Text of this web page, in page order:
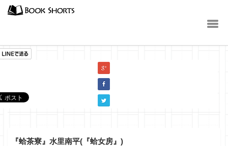
『蛤茶寮』水里南平(『蛤女房』)